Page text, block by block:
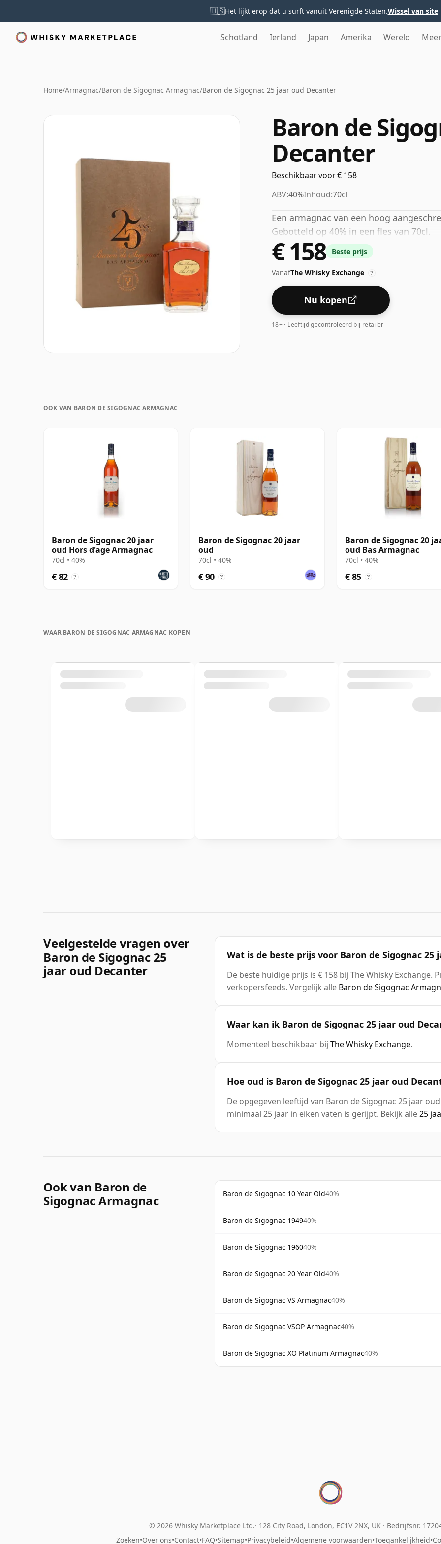
🇺🇸Het lijkt erop dat u surft vanuit Verenigde Staten.Wissel van site
Schotland Ierland Japan Amerika Wereld Meer
Home/Armagnac/Baron de Sigognac Armagnac/Baron de Sigognac 25 jaar oud Decanter
Baron de
Decanter
Beschikbaar voor € 158
ABV:40%Inhoud:70cl
Een armagnac van een hoog
Gebotteld op 40% in een fles van 70cl.
€ 158 Beste prijs
VanafThe Whisky Exchange ?
Nu kopen
18+ · Leeftijd gecontroleerd bij retailer
OOK VAN BARON DE SIGOGNAC ARMAGNAC
Baron de Sigognac 20 jaar
oud Hors d'age Armagnac
70cl • 40%
€ 82 ?
Baron de Sigognac 20 jaar
oud
70cl • 40%
€ 90 ?
Baron de Sigognac 20
oud Bas Armagnac
70cl • 40%
€ 85 ?
WAAR BARON DE SIGOGNAC ARMAGNAC KOPEN
Veelgestelde vragen over
Baron de Sigognac 25
jaar oud Decanter
Wat is de beste prijs voor Baron de Sigognac 25
De beste huidige prijs is € 158 bij The Whisky
verkopersfeeds. Vergelijk alle Baron de Sigognac
Waar kan ik Baron de Sigognac 25 jaar oud
Momenteel beschikbaar bij The Whisky Exchange.
Hoe oud is Baron de Sigognac 25 jaar oud
De opgegeven leeftijd van Baron de Sigognac 25 jaar
minimaal 25 jaar in eiken vaten is gerijpt. Bekijk alle25
Ook van Baron de
Sigognac Armagnac
Baron de Sigognac 10 Year Old40%
Baron de Sigognac 194940%
Baron de Sigognac 196040%
Baron de Sigognac 20 Year Old40%
Baron de Sigognac VS Armagnac40%
Baron de Sigognac VSOP Armagnac40%
Baron de Sigognac XO Platinum Armagnac40%
© 2026 Whisky Marketplace Ltd. 128 City Road, London, EC1V 2NX, UK · Bedrijfsnr.
Zoeken•Over ons•Contact•FAQ•Sitemap•Privacybeleid•Algemene voorwaarden•Toegankelijkheid•